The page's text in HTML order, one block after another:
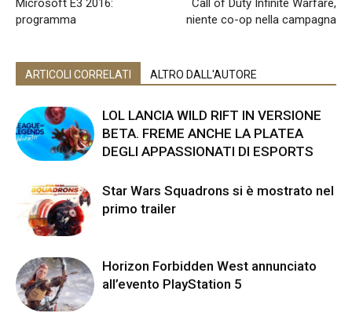
Microsoft E3 2016:
programma
Call of Duty Infinite Warfare,
niente co-op nella campagna
ARTICOLI CORRELATI ALTRO DALL'AUTORE
LOL LANCIA WILD RIFT IN VERSIONE
BETA. FREME ANCHE LA PLATEA
DEGLI APPASSIONATI DI ESPORTS
Star Wars Squadrons si è mostrato nel
primo trailer
Horizon Forbidden West annunciato
all’evento PlayStation 5